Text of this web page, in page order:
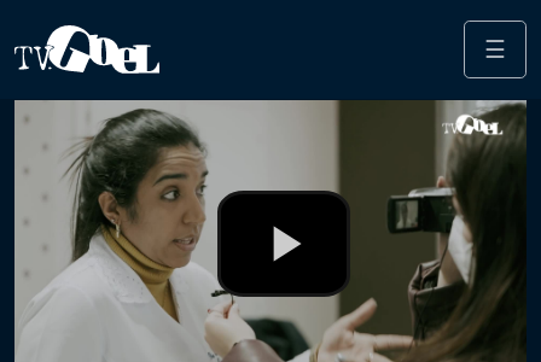
Salta al contenuto principale
☰
Play